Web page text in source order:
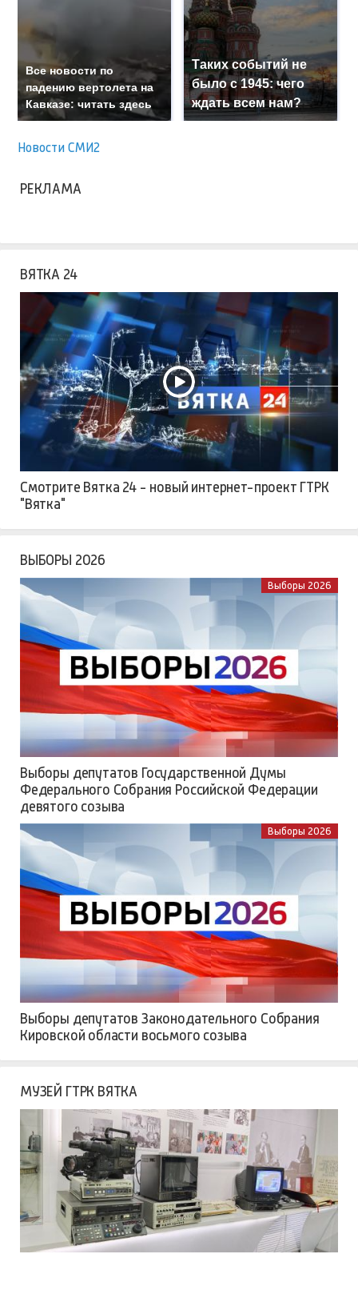
Все новости по
падению вертолета на
Кавказе: читать здесь
Таких событий не
было с 1945: чего
ждать всем нам?
Новости СМИ2
РЕКЛАМА
ВЯТКА 24
Смотрите Вятка 24 - новый интернет-проект ГТРК
"Вятка"
ВЫБОРЫ 2026
Выборы 2026
Выборы депутатов Государственной Думы
Федерального Собрания Российской Федерации
девятого созыва
Выборы 2026
Выборы депутатов Законодательного Собрания
Кировской области восьмого созыва
МУЗЕЙ ГТРК ВЯТКА